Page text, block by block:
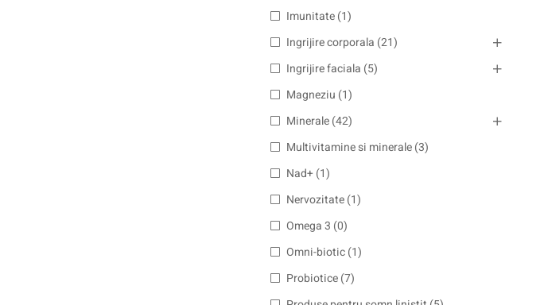
Imunitate (1)
Ingrijire corporala (21)
Ingrijire faciala (5)
Magneziu (1)
Minerale (42)
Multivitamine si minerale (3)
Nad+ (1)
Nervozitate (1)
Omega 3 (0)
Omni-biotic (1)
Probiotice (7)